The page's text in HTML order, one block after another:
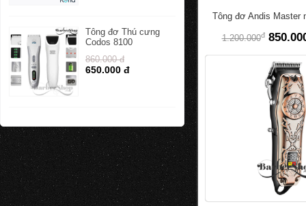
Tông đơ Thú cưng
Codos 8100
860.000 đ
650.000 đ
Tông đơ Andis Master
1.200.000đ